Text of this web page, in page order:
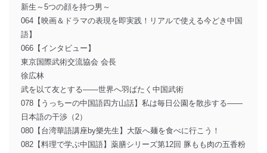
新生～5つの顔を持つ男～
064【映画＆ドラマの表現を即実践！リアルで使える今どき中国
語】
066【インタビュー】
東京国際武術交流協会 会長
徐広林
武を以て友とする――世界へ羽ばたく中国武術
078【うっちーの中国語四方山話】私は毎日公園を散歩する――
日本語の干渉（2）
080【台湾華語講座by樂先生】大阪へ麺を食べに行こう！
082【料理で学ぶ中国語】薬膳シリーズ第12回 豚もも肉の五香粉